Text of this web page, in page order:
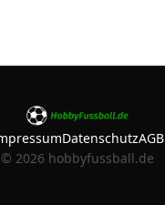
DatenschutzAGB
© 2026 hobbyfussball.de